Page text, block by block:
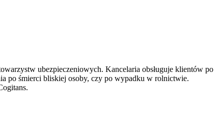
ubezpieczeniowych. Kancelaria obsługuje klientów po
po śmierci bliskiej osoby, czy po wypadku w rolnictwie.